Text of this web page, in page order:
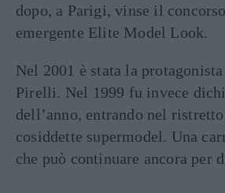
dopo, a Parigi, vinse il
emergente Elite Model Look.
Nel 2001 è stata la
Pirelli. Nel 1999 fu invece
dell’anno, entrando nel
cosiddette supermodel. Una
che può continuare ancora per